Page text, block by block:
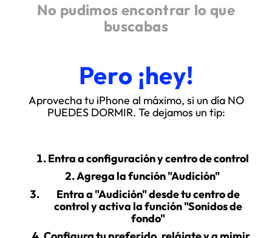
No pudimos encontrar lo que
buscabas
Pero ¡hey!
Aprovecha tu iPhone al máximo, si un día NO
PUEDES DORMIR. Te dejamos un tip:
Entra a configuración y centro de control
Agrega la función "Audición"
Entra a "Audición" desde tu centro de
control y activa la función "Sonidos de
fondo"